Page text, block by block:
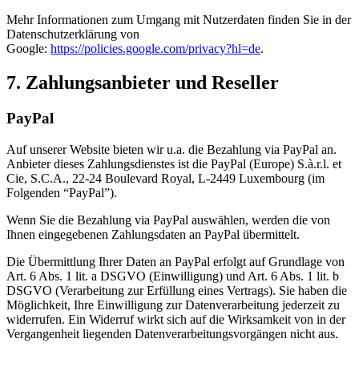
Mehr Informationen zum Umgang mit Nutzerdaten finden Sie in der
Datenschutzerklärung von
Google: https://policies.google.com/privacy?hl=de.
7. Zahlungsanbieter und Reseller
PayPal
Auf unserer Website bieten wir u.a. die Bezahlung via PayPal an.
Anbieter dieses Zahlungsdienstes ist die PayPal (Europe) S.à.r.l. et
Cie, S.C.A., 22-24 Boulevard Royal, L-2449 Luxembourg (im
Folgenden “PayPal”).
Wenn Sie die Bezahlung via PayPal auswählen, werden die von
Ihnen eingegebenen Zahlungsdaten an PayPal übermittelt.
Die Übermittlung Ihrer Daten an PayPal erfolgt auf Grundlage von
Art. 6 Abs. 1 lit. a DSGVO (Einwilligung) und Art. 6 Abs. 1 lit. b
DSGVO (Verarbeitung zur Erfüllung eines Vertrags). Sie haben die
Möglichkeit, Ihre Einwilligung zur Datenverarbeitung jederzeit zu
widerrufen. Ein Widerruf wirkt sich auf die Wirksamkeit von in der
Vergangenheit liegenden Datenverarbeitungsvorgängen nicht aus.